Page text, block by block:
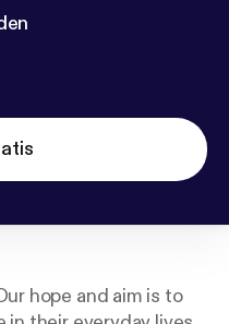
hope and aim is to